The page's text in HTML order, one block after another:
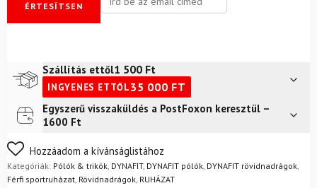
ÉRTESÍTSEN
Szállítás ettől1 500 Ft
INGYENES ETTŐL35 000 FT
Futár a címre2 400
FoxPost
Egyszerű visszaküldés a PostFoxon keresztül –
1600 Ft
Nem biztos a választásában? Semmi gond – a terméket
egyszerűen visszaküldheti 14 napon belül, indoklás nélkül.
Mik a visszaküldés feltételei?
Hozzáadom a kívánságlistához
Kategóriák: Pólók & trikók, DYNAFIT, DYNAFIT pólók, DYNAFIT rövidnadrágok,
Férfi sportruházat, Rövidnadrágok, RUHÁZAT